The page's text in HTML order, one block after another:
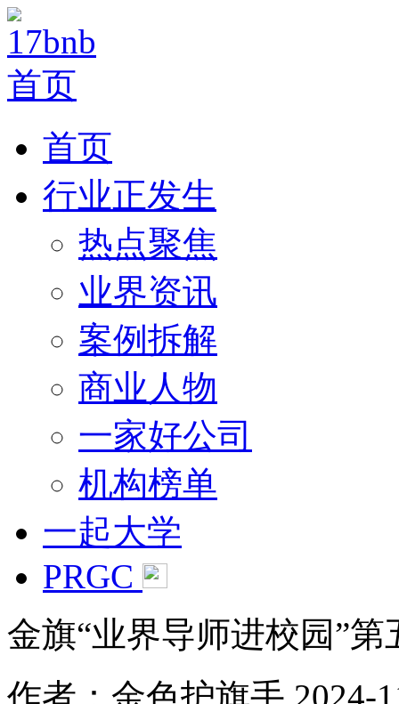
首页
行业正发生
热点聚焦
业界资讯
案例拆解
商业人物
一家好公司
机构榜单
一起大学
PRGC
金旗“业界导师进校园”